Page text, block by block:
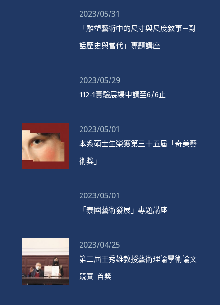
2023/05/31
「雕塑藝術中的尺寸與尺度敘事—對
話歷史與當代」專題講座
2023/05/29
112-1實驗展場申請至6/6止
2023/05/01
本系碩士生榮獲第三十五屆「奇美藝
術獎」
2023/05/01
「泰國藝術發展」專題講座
2023/04/25
第二屆王秀雄教授藝術理論學術論文
競賽-首獎